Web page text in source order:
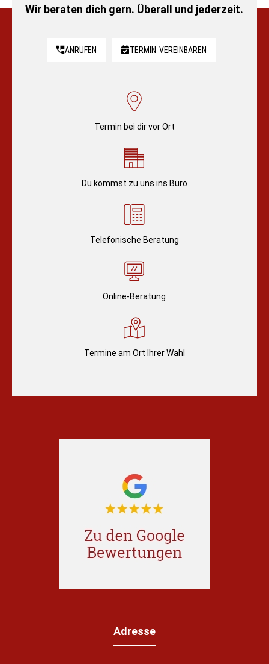
Wir beraten dich gern. Überall und jederzeit.
ANRUFEN TERMIN VEREINBAREN
Termin bei dir vor Ort
Du kommst zu uns ins Büro
Telefonische Beratung
Online-Beratung
Termine am Ort Ihrer Wahl
Adresse